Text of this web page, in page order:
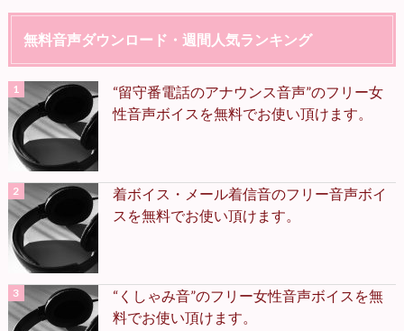
無料音声ダウンロード・週間人気ランキング
“留守番電話のアナウンス音声”のフリー女
性音声ボイスを無料でお使い頂けます。
着ボイス・メール着信音のフリー音声ボイ
スを無料でお使い頂けます。
“くしゃみ音”のフリー女性音声ボイスを無
料でお使い頂けます。